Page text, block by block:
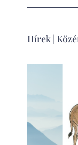
Hírek|